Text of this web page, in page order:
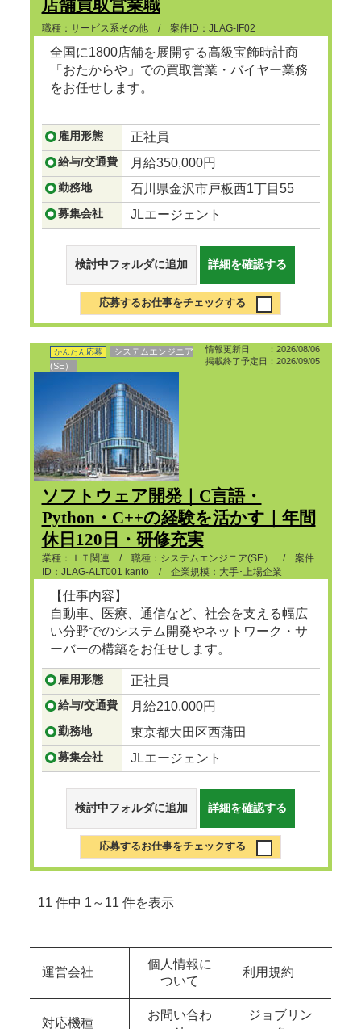
店舗買取営業職
職種：サービス系その他 / 案件ID：JLAG-IF02
全国に1800店舗を展開する高級宝飾時計商
「おたからや」での買取営業・バイヤー業務
をお任せします。
テレビCMやWEBマーケティングによる高い
知名度から、抜群の集客力を誇る当社。
...つづきを見る
雇用形態 正社員
給与/交通費 月給350,000円
勤務地 石川県金沢市戸板西1丁目55
募集会社 JLエージェント
検討中フォルダに追加 詳細を確認する
応募するお仕事をチェックする
情報更新日 ：2026/08/06
掲載終了予定日：2026/09/05
かんたん応募
システムエンジニア
(SE）
ソフトウェア開発｜C言語・
Python・C++の経験を活かす｜年間
休日120日・研修充実
業種：ＩＴ関連 / 職種：システムエンジニア(SE） / 案件
ID：JLAG-ALT001 kanto / 企業規模：大手･上場企業
【仕事内容】
自動車、医療、通信など、社会を支える幅広
い分野でのシステム開発やネットワーク・サ
ーバーの構築をお任せします。
...つづきを見る
雇用形態 正社員
給与/交通費 月給210,000円
勤務地 東京都大田区西蒲田
募集会社 JLエージェント
検討中フォルダに追加 詳細を確認する
応募するお仕事をチェックする
11 件中 1～11 件を表示
運営会社
個人情報に
ついて
利用規約
対応機種
お問い合わ
ジョブリン